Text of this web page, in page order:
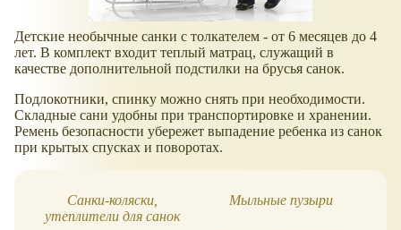
Детские необычные санки с толкателем - от 6 месяцев до 4
лет. В комплект входит теплый матрац, служащий в
качестве дополнительной подстилки на брусья санок.
Подлокотники, спинку можно снять при необходимости.
Складные сани удобны при транспортировке и хранении.
Ремень безопасности убережет выпадение ребенка из санок
при крытых спусках и поворотах.
Санки-коляски,
утеплители для санок
Мыльные пузыри